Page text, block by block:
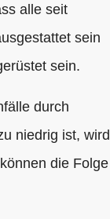
alle seit
sein
sein.
durch
niedrig ist, wird
die Folge